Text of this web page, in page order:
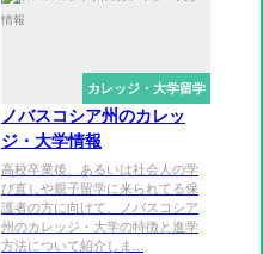
カレッジ・大学留学
ノバスコシア州のカレッ
ジ・大学情報
高校卒業後、あるいは社会人の学
び直しや親子留学に来られてる保
護者の方に向けて、ノバスコシア
州のカレッジ・大学の特徴と進学
方法について紹介しま...